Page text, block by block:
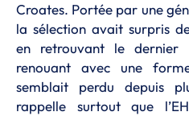
Croates. Portée par une
la sélection avait surpris
en retrouvant le dernier
renouant avec une
semblait perdu depuis
rappelle surtout que